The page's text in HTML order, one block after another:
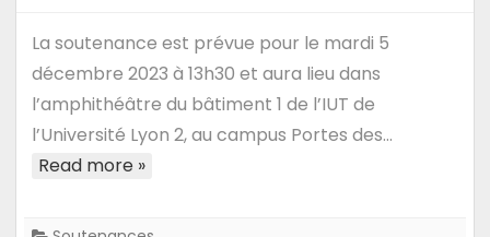
–
Soutenance
de
Redha
:
La soutenance est prévue pour le mardi 5
décembre 2023 à 13h30 et aura lieu dans
l’amphithéâtre du bâtiment 1 de l’IUT de
l’Université Lyon 2, au campus Portes des…
Read more »